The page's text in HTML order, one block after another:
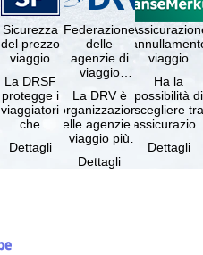
Sicurezza
del prezzo
viaggio
La DRSF
protegge i
viaggiatori
che
un
Dettagli
Federazione
delle
agenzie di
viaggio
La DRV è
l'organizzazione
delle agenzie di
viaggio più
Germania.
Dettagli
viaggio
Ha la
possibilità di
scegliere tra
viaggio
Dettagli